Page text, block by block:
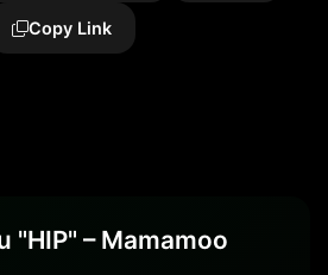
Copy Link
"HIP" – Mamamoo